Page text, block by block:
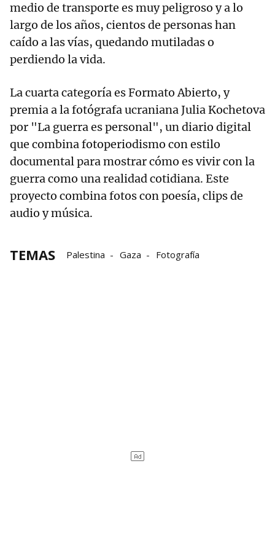
medio de transporte es muy peligroso y a lo
largo de los años, cientos de personas han
caído a las vías, quedando mutiladas o
perdiendo la vida.
La cuarta categoría es Formato Abierto, y
premia a la fotógrafa ucraniana Julia Kochetova
por "La guerra es personal", un diario digital
que combina fotoperiodismo con estilo
documental para mostrar cómo es vivir con la
guerra como una realidad cotidiana. Este
proyecto combina fotos con poesía, clips de
audio y música.
TEMAS Palestina Gaza Fotografía